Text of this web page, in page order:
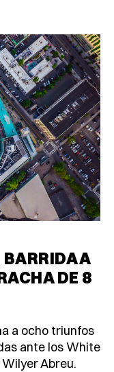
A
DE 8
a ocho triunfos
ante los White
Abreu.